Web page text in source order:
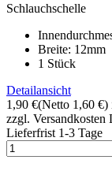
Schlauchschelle
Breite: 12mm
1 Stück
Detailansicht
1,90 €(Netto 1,60 €)
zzgl. Versandkosten
Lieferfrist 1-3 Tage